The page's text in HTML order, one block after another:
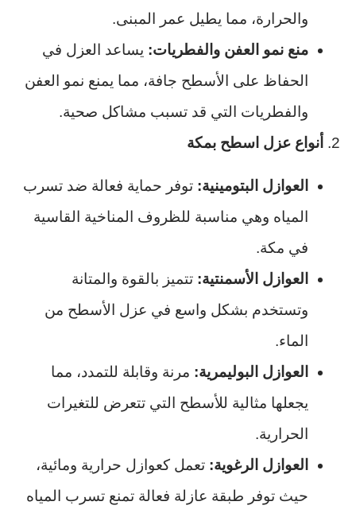
والحرارة، مما يطيل عمر المبنى.
منع نمو العفن والفطريات: يساعد العزل في
الحفاظ على الأسطح جافة، مما يمنع نمو العفن
والفطريات التي قد تسبب مشاكل صحية.
2.
أنواع عزل اسطح بمكة
العوازل البتومينية: توفر حماية فعالة ضد تسرب
المياه وهي مناسبة للظروف المناخية القاسية
في مكة.
العوازل الأسمنتية: تتميز بالقوة والمتانة
وتستخدم بشكل واسع في عزل الأسطح من
الماء.
العوازل البوليمرية: مرنة وقابلة للتمدد، مما
يجعلها مثالية للأسطح التي تتعرض للتغيرات
الحرارية.
العوازل الرغوية: تعمل كعوازل حرارية ومائية،
حيث توفر طبقة عازلة فعالة تمنع تسرب المياه